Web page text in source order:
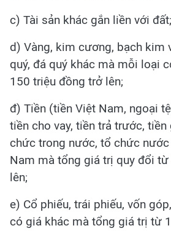
c) Tài sản khác gắn liền với đất;
d) Vàng, kim cương, bạch kim
quý, đá quý khác mà mỗi loại
150 triệu đồng trở lên;
đ) Tiền (tiền Việt Nam, ngoại
tiền cho vay, tiền trả trước,
chức trong nước, tổ chức
Nam mà tổng giá trị quy đổi
lên;
e) Cổ phiếu, trái phiếu, vốn
có giá khác mà tổng giá trị từ